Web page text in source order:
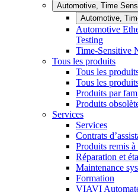
Automotive, Time
Automotive,
Automotive
Testing
Time-Sensitive
Tous les produits
Tous les
Tous les
Produits par
Produits
Services
Services
Contrats
Produits remis à
Réparation et
Maintenance
Formation
VIAVI